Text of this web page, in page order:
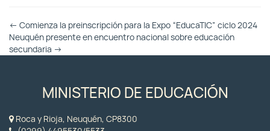
Otras
Entradas
← Comienza la preinscripción para la Expo “EducaTIC” ciclo 2024
Neuquén presente en encuentro nacional sobre educación
secundaria →
MINISTERIO DE EDUCACIÓN
Roca y Rioja, Neuquén, CP8300